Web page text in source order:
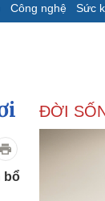
Công nghệ Sức
nghiệp
bổ
ĐỜI